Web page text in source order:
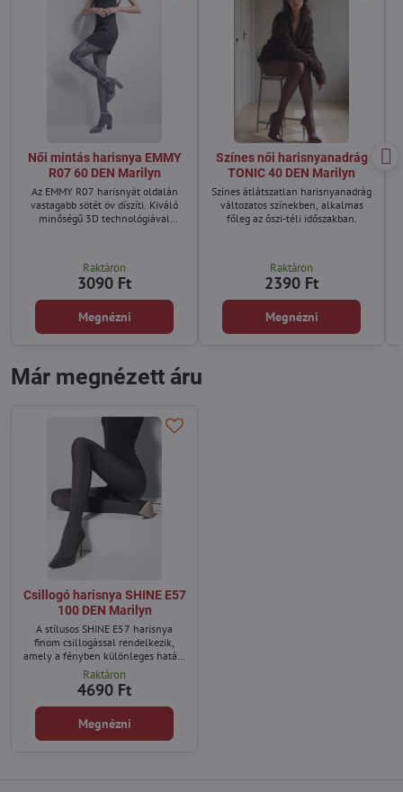
Női mintás harisnya EMMY
R07 60 DEN Marilyn
Az EMMY R07 harisnyát oldalán
vastagabb sötét öv díszíti. Kiváló
minőségű 3D technológiával
Raktáron
3090 Ft
Megnézni
Színes női harisnyanadrág
TONIC 40 DEN Marilyn
Színes átlátszatlan harisnyanadrág
változatos színekben, alkalmas
főleg az őszi-téli időszakban.
Raktáron
2390 Ft
Megnézni
Már megnézett áru
Csillogó harisnya SHINE E57
100 DEN Marilyn
A stílusos SHINE E57 harisnya
finom csillogással rendelkezik,
amely a fényben különleges hatást
kelt.
Raktáron
4690 Ft
Megnézni